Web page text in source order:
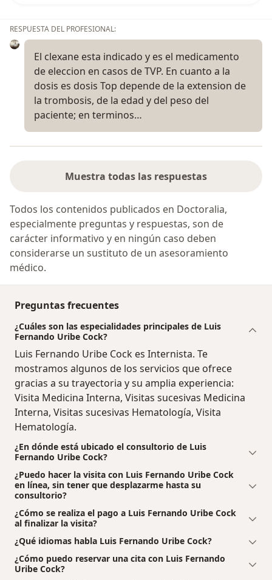
RESPUESTA DEL PROFESIONAL:
El clexane esta indicado y es el medicamento
de eleccion en casos de TVP. En cuanto a la
dosis es dosis Top depende de la extension de
la trombosis, de la edad y del peso del
paciente; en terminos…
Muestra todas las respuestas
Todos los contenidos publicados en Doctoralia,
especialmente preguntas y respuestas, son de
carácter informativo y en ningún caso deben
considerarse un sustituto de un asesoramiento
médico.
Preguntas frecuentes
¿Cuáles son las especialidades principales de Luis
Fernando Uribe Cock?
Luis Fernando Uribe Cock es Internista. Te
mostramos algunos de los servicios que ofrece
gracias a su trayectoria y su amplia experiencia:
Visita Medicina Interna, Visitas sucesivas Medicina
Interna, Visitas sucesivas Hematología, Visita
Hematología.
¿En dónde está ubicado el consultorio de Luis
Fernando Uribe Cock?
¿Puedo hacer la visita con Luis Fernando Uribe Cock
en línea, sin tener que desplazarme hasta su
consultorio?
¿Cómo se realiza el pago a Luis Fernando Uribe Cock
al finalizar la visita?
¿Qué idiomas habla Luis Fernando Uribe Cock?
¿Cómo puedo reservar una cita con Luis Fernando
Uribe Cock?